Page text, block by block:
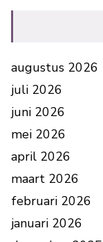
augustus 2026
juli 2026
juni 2026
mei 2026
april 2026
maart 2026
februari 2026
januari 2026